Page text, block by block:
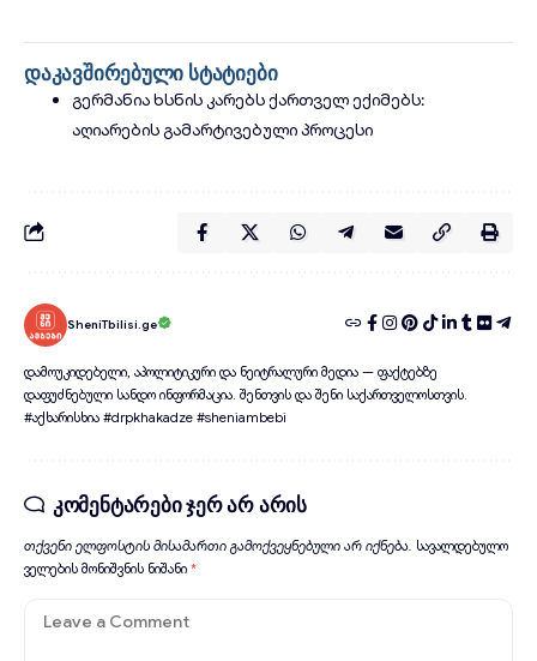
დაკავშირებული სტატიები
გერმანია ხსნის კარებს ქართველ ექიმებს:
აღიარების გამარტივებული პროცესი
SheniTbilisi.ge
დამოუკიდებელი, აპოლიტიკური და ნეიტრალური მედია — ფაქტებზე
დაფუძნებული სანდო ინფორმაცია. შენთვის და შენი საქართველოსთვის.
#აქხარისხია #drpkhakadze #sheniambebi
კომენტარები ჯერ არ არის
თქვენი ელფოსტის მისამართი გამოქვეყნებული არ იქნება. სავალდებულო
ველების მონიშვნის ნიშანი *